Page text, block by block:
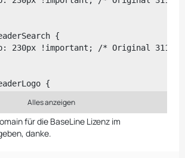
Alles anzeigen
für die BaseLine Lizenz im
danke.